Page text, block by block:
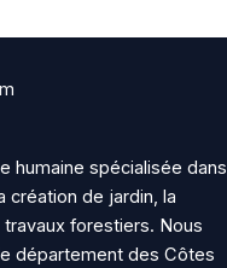
humaine spécialisée dans
création de jardin, la
forestiers. Nous
département des Côtes